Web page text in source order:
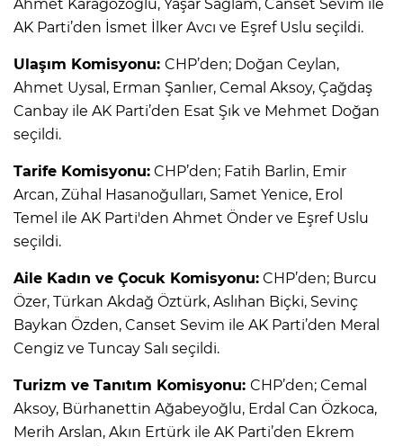
Ahmet Karagözoğlu, Yaşar Sağlam, Canset Sevim ile
AK Parti’den İsmet İlker Avcı ve Eşref Uslu seçildi.
Ulaşım Komisyonu: CHP’den; Doğan Ceylan,
Ahmet Uysal, Erman Şanlıer, Cemal Aksoy, Çağdaş
Canbay ile AK Parti’den Esat Şık ve Mehmet Doğan
seçildi.
Tarife Komisyonu: CHP’den; Fatih Barlin, Emir
Arcan, Zühal Hasanoğulları, Samet Yenice, Erol
Temel ile AK Parti'den Ahmet Önder ve Eşref Uslu
seçildi.
Aile Kadın ve Çocuk Komisyonu: CHP’den; Burcu
Özer, Türkan Akdağ Öztürk, Aslıhan Biçki, Sevinç
Baykan Özden, Canset Sevim ile AK Parti’den Meral
Cengiz ve Tuncay Salı seçildi.
Turizm ve Tanıtım Komisyonu: CHP’den; Cemal
Aksoy, Bürhanettin Ağabeyoğlu, Erdal Can Özkoca,
Merih Arslan, Akın Ertürk ile AK Parti’den Ekrem